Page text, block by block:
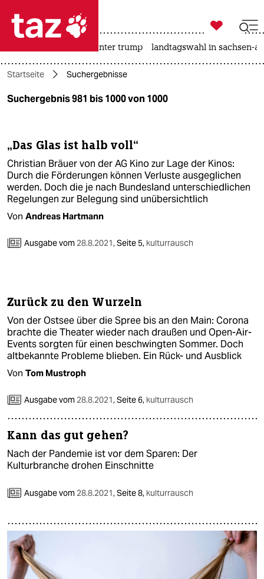
 taz zahl ich
taz zahl ich
themen
öko
gesellschaft
kultur
sport
wahrheit
verlag
verlag
fragen & hilfe
unterstützen
abo
epaper login

taz zahl ich
usa unter trump landtagswahl in sachsen-
Startseite Suchergebnisse
Suchergebnis 981 bis 1000 von 1000
„Das Glas ist halb voll“
Christian Bräuer von der AG Kino zur Lage der Kinos:
Durch die Förderungen können Verluste ausgeglichen
werden. Doch die je nach Bundesland unterschiedlichen
Regelungen zur Belegung sind unübersichtlich
Von Andreas Hartmann
Ausgabe vom 28.8.2021,Seite 5, kulturrausch
Zurück zu den Wurzeln
Von der Ostsee über die Spree bis an den Main: Corona
brachte die Theater wieder nach draußen und Open-Air-
Events sorgten für einen beschwingten Sommer. Doch
altbekannte Probleme blieben. Ein Rück- und Ausblick
Von Tom Mustroph
Ausgabe vom 28.8.2021,Seite 6, kulturrausch
Kann das gut gehen?
Nach der Pandemie ist vor dem Sparen: Der
Kulturbranche drohen Einschnitte
Ausgabe vom 28.8.2021,Seite 8, kulturrausch